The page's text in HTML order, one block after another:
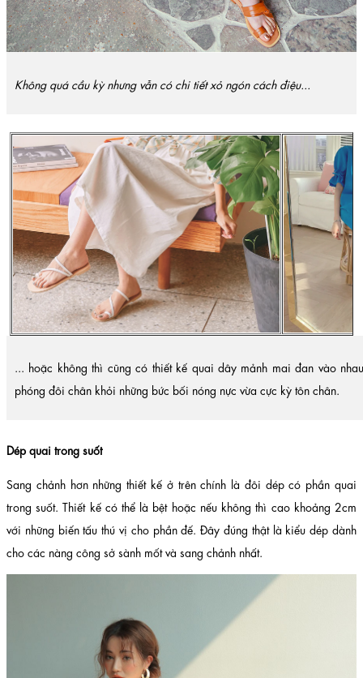
Không quá cầu kỳ nhưng vẫn có chi tiết xỏ ngón cách điệu...
... hoặc không thì cũng có thiết kế quai dây mảnh mai đan vào
phóng đôi chân khỏi những bức bối nóng nực vừa cực kỳ tôn chân.
Dép quai trong suốt
Sang chảnh hơn những thiết kế ở trên chính là đôi dép có phần quai
trong suốt. Thiết kế có thể là bệt hoặc nếu không thì cao khoảng 2cm
với những biến tấu thú vị cho phần đế. Đây đúng thật là kiểu dép dành
cho các nàng công sở sành mốt và sang chảnh nhất.